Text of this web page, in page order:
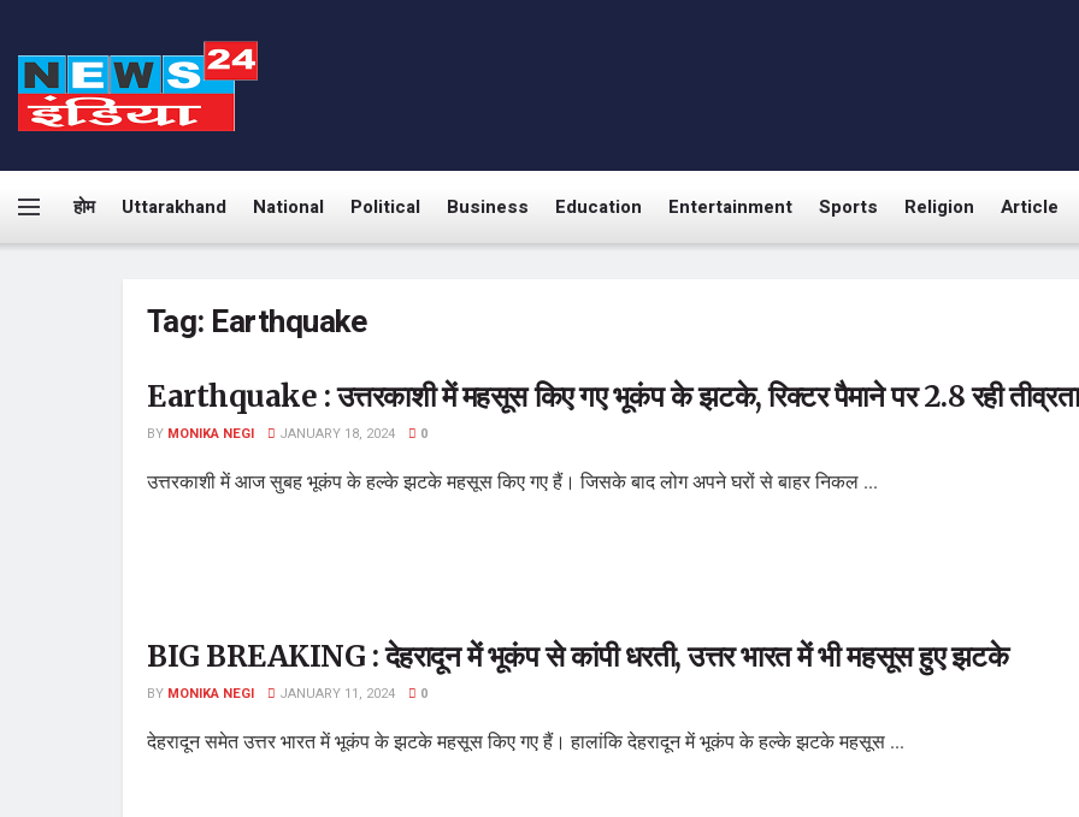
होम Uttarakhand National Political Business Education Entertainment Sports Religion Article
Tag: Earthquake
Earthquake : उत्तरकाशी में महसूस किए गए भूकंप के झटके, रिक्टर पैमाने पर 2.8 रही तीव्रता
BY MONIKA NEGI JANUARY 18, 2024 0
उत्तरकाशी में आज सुबह भूकंप के हल्के झटके महसूस किए गए हैं। जिसके बाद लोग अपने घरों से बाहर निकल ...
BIG BREAKING : देहरादून में भूकंप से कांपी धरती, उत्तर भारत में भी महसूस हुए झटके
BY MONIKA NEGI JANUARY 11, 2024 0
देहरादून समेत उत्तर भारत में भूकंप के झटके महसूस किए गए हैं। हालांकि देहरादून में भूकंप के हल्के झटके महसूस ...